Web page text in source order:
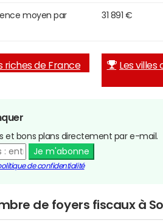
moyen par
31 891 €
riches de France
Les villes
et bons plans directement par e-mail.
Je m'abonne
de confidentialité
de foyers fiscaux à